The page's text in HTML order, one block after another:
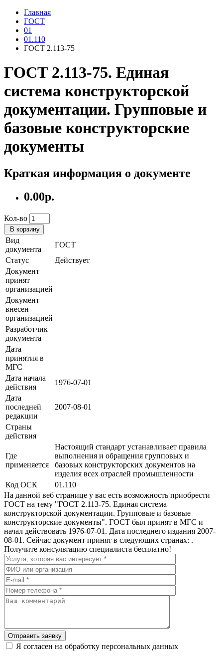
Главная
ГОСТ
01
01.110
ГОСТ 2.113-75
ГОСТ 2.113-75. Единая
система конструкторской
документации. Групповые и
базовые конструкторские
документы
Краткая информация о документе
0.00р.
Кол-во
В корзину
Вид
документа
ГОСТ
Статус
Действует
Документ
принят
организацией
Документ
внесен
организацией
Разработчик
документа
Дата
принятия в
МГС
Дата начала
действия
1976-07-01
Дата
последней
редакции
2007-08-01
Страны
действия
Где
применяется
Настоящий стандарт устанавливает правила
выполнения и обращения групповых и
базовых конструкторских документов на
изделия всех отраслей промышленности
Код ОСК
01.110
На данной веб странице у вас есть возможность приобрести
ГОСТ на тему "ГОСТ 2.113-75. Единая система
конструкторской документации. Групповые и базовые
конструкторские документы". ГОСТ был принят в МГС и
начал действовать 1976-07-01. Дата последнего издания 2007-
08-01. Сейчас документ принят в следующих странах: .
Получите консультацию специалиста бесплатно!
Отправить заявку
Я согласен на обработку персональных данных